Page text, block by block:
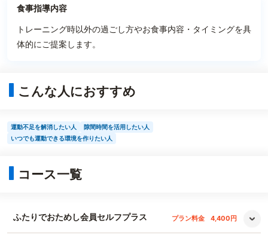
食事指導内容
トレーニング時以外の過ごし方やお食事内容・タイミングを具
体的にご提案します。
こんな人におすすめ
運動不足を解消したい人
隙間時間を活用したい人
いつでも運動できる環境を作りたい人
コース一覧
ふたりでおためし会員セルフプラス プラン料金 4,400円